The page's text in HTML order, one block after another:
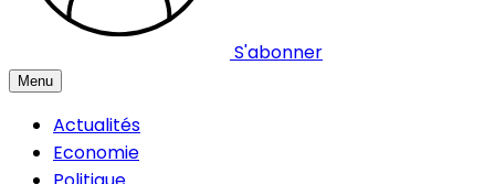
S'abonner
Menu
Actualités
Economie